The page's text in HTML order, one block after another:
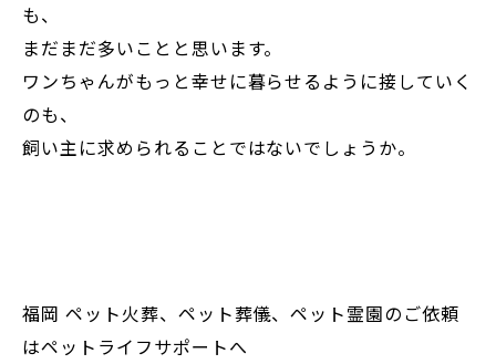
も、
まだまだ多いことと思います。
ワンちゃんがもっと幸せに暮らせるように接していく
のも、
飼い主に求められることではないでしょうか。
福岡 ペット火葬、ペット葬儀、ペット霊園のご依頼
はペットライフサポートへ